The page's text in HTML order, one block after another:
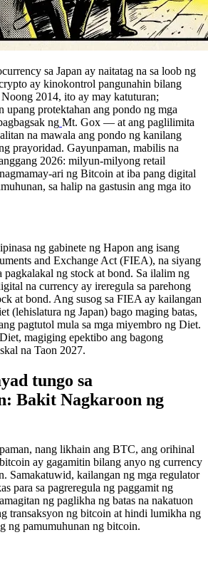
sa Japan ay naitatag na sa loob ng
ay kinokontrol pangunahin bilang
2014, ito ay may katuturan;
upang protektahan ang pondo ng mga
ng Mt. Gox — at ang paglilimita
na mawala ang pondo ng kanilang
prayoridad. Gayunpaman, mabilis na
2026: milyun-milyong retail
ari ng Bitcoin at iba pang digital
sa halip na gastusin ang mga ito
ng gabinete ng Hapon ang isang
and Exchange Act (FIEA), na siyang
pagkalakal ng stock at bond. Sa ilalim ng
na currency ay ireregula sa parehong
at bond. Ang susog sa FIEA ay kailangan
(lehislatura ng Japan) bago maging batas,
pagtutol mula sa mga miyembro ng Diet.
magiging epektibo ang bagong
na Taon 2027.
tungo sa
Bakit Nagkaroon ng
nang likhain ang BTC, ang orihinal
ay gagamitin bilang anyo ng currency
Samakatuwid, kailangan ng mga regulator
para sa pagreregula ng paggamit ng
ng paglikha ng batas na nakatuon
transaksyon ng bitcoin at hindi lumikha ng
ng pamumuhunan ng bitcoin.